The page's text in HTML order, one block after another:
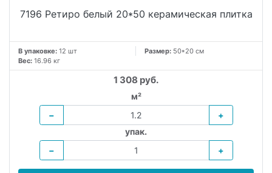
7196 Ретиро белый 20*50 керамическая плитка
В упаковке: 12 шт Размер: 50*20 см
Вес: 16.96 кг
1 308 руб.
м²
−
+
упак.
−
+